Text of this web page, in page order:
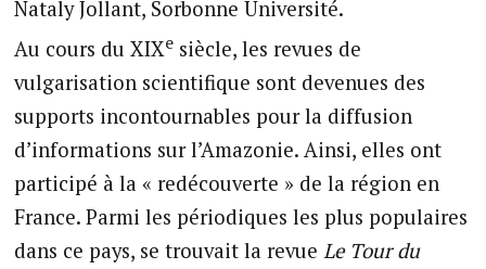
Nataly Jollant, Sorbonne Université.
Au cours du XIXesiècle, les revues de
vulgarisation scientifique sont devenues des
supports incontournables pour la diffusion
d’informations sur l’Amazonie. Ainsi, elles ont
participé à la « redécouverte » de la région en
France. Parmi les périodiques les plus populaires
dans ce pays, se trouvait la revue Le Tour du